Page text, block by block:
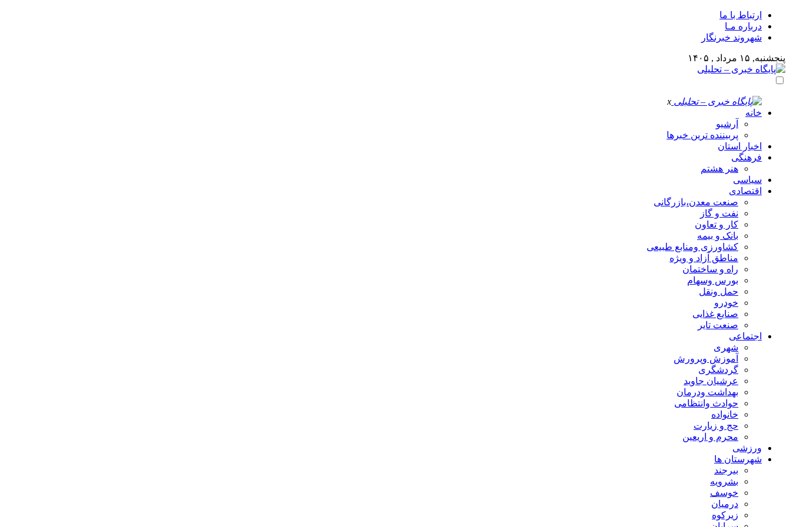
ارتباط با ما
درباره مـا
شهروند خبرنگار
پنجشنبه, ۱۵ مرداد , ۱۴۰۵
x
خانه
آرشیو
پربیننده ترین خبرها
اخبار استان
فرهنگی
هنر هشتم
سیاسی
اقتصادی
صنعت معدن،بازرگانی
نفت و گاز
کار و تعاون
بانک و بیمه
کشاورزی ومنابع طبیعی
مناطق آزاد و ویژه
راه و ساختمان
بورس وسهام
حمل ونقل
خودرو
صنایع غذایی
صنعت تایر
اجتماعی
شهری
آموزش وپرورش
گردشگری
عرشیان جاوید
بهداشت ودرمان
حوادث وانتظامی
خانواده
حج و زیارت
محرم و اریعین
ورزشی
شهرستان ها
بیرجند
بشرویه
خوسف
درمیان
زیرکوه